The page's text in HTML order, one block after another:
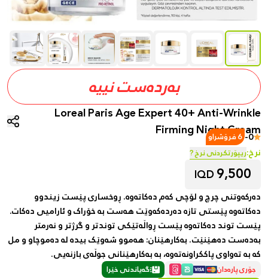
بەردەست نییە
Loreal Paris Age Expert 40+ Anti-Wrinkle
Firming Night Cream
0
- 6 فرۆشراو
نرخ:ریپۆرتکردنی نرخ ?
9,500
IQD
دەرکەوتنی چرچ و لۆچی کەم دەکاتەوە. ڕوخساری پێست زیندوو
دەکاتەوە پێستی تازە دەردەکەوێت هەست بە خۆراک و ئارامیی دەکات.
پێست توند دەکاتەوە پێست ڕواڵەتێکی توندتر و گرژتر و نەرمتر
بەدەست دەهێنێت. بەکارهێنان: هەموو شەوێک بیدە لە دەموچاو و مل
کە بە تەواوی پاککراونەتەوە، بە بەکارهێنانی جوڵەی بازنەیی.
جۆری پارەدان
گەیاندنی خێرا